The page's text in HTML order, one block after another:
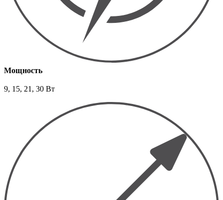
Мощность
9, 15, 21, 30 Вт